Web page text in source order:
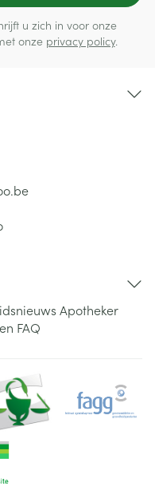
u zich in voor onze
onze privacy policy.
Apotheker
FAQ